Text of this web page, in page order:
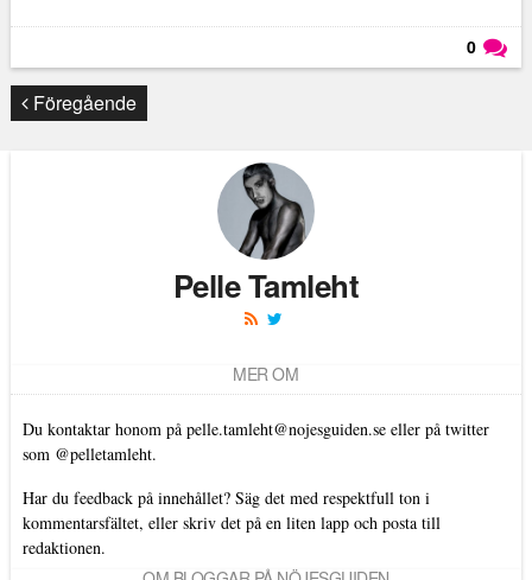
0
Föregående
Pelle Tamleht
MER OM
Du kontaktar honom på pelle.tamleht@nojesguiden.seeller på twitter
som @pelletamleht.
Har du feedback på innehållet? Säg det med respektfull ton i
kommentarsfältet, eller skriv det på en liten lapp och posta till
redaktionen.